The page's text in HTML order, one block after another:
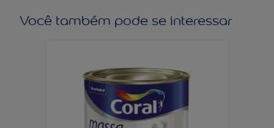
Você também pode se interessar